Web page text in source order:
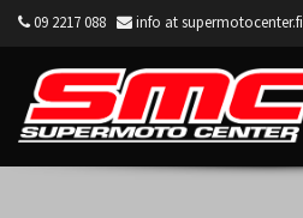
09 2217 088 info at supermotocenter.fi